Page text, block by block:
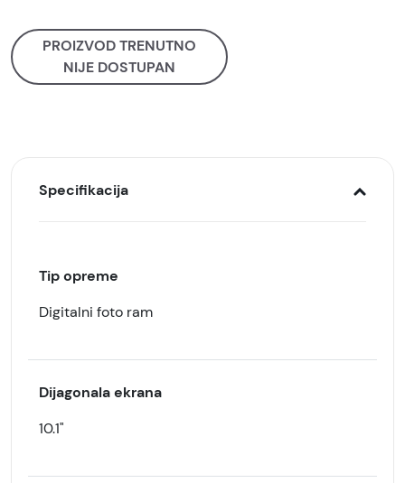
PROIZVOD TRENUTNO
NIJE DOSTUPAN
Specifikacija
Tip opreme
Digitalni foto ram
Dijagonala ekrana
10.1"